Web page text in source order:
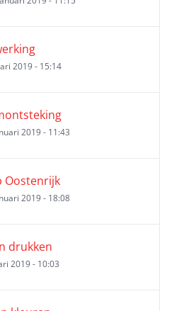
2019 - 15:14
2019 - 11:43
Oostenrijk
2019 - 18:08
drukken
2019 - 10:03